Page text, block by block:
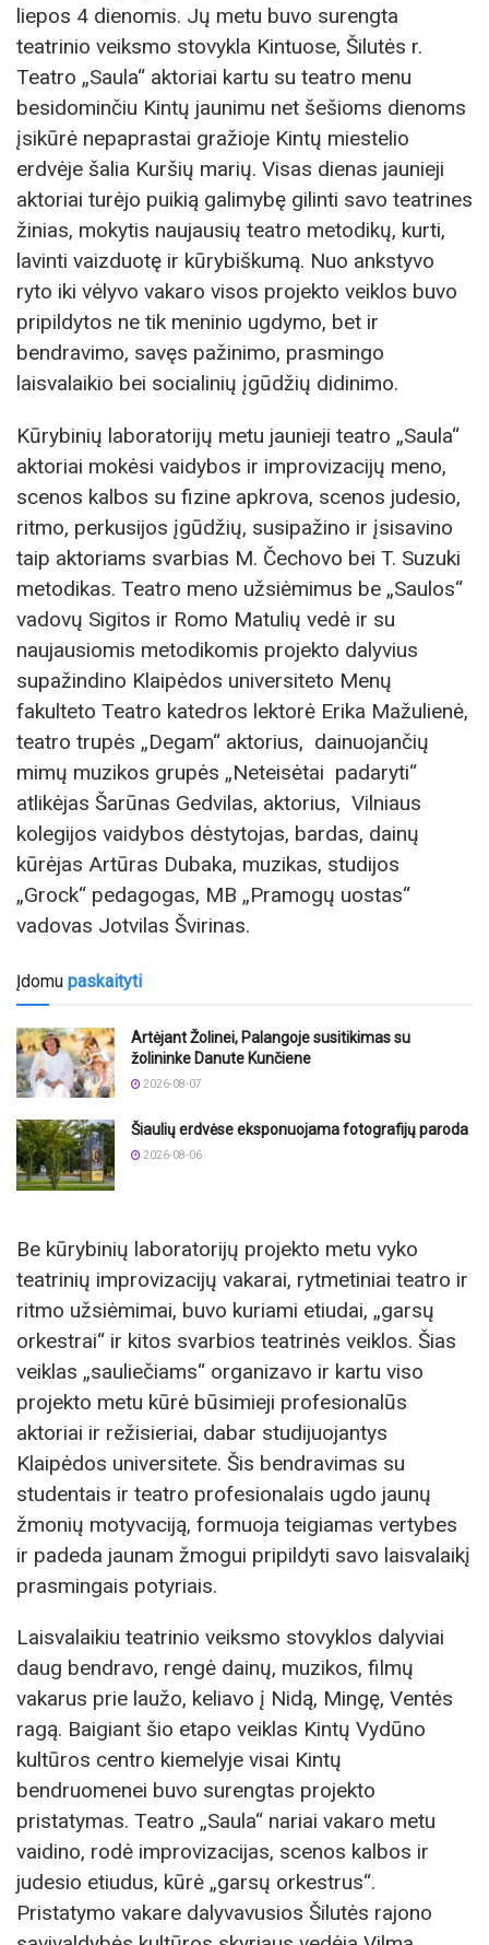
liepos 4 dienomis. Jų metu buvo surengta
teatrinio veiksmo stovykla Kintuose, Šilutės r.
Teatro „Saula“ aktoriai kartu su teatro menu
besidominčiu Kintų jaunimu net šešioms dienoms
įsikūrė nepaprastai gražioje Kintų miestelio
erdvėje šalia Kuršių marių. Visas dienas jaunieji
aktoriai turėjo puikią galimybę gilinti savo teatrines
žinias, mokytis naujausių teatro metodikų, kurti,
lavinti vaizduotę ir kūrybiškumą. Nuo ankstyvo
ryto iki vėlyvo vakaro visos projekto veiklos buvo
pripildytos ne tik meninio ugdymo, bet ir
bendravimo, savęs pažinimo, prasmingo
laisvalaikio bei socialinių įgūdžių didinimo.
Kūrybinių laboratorijų metu jaunieji teatro „Saula“
aktoriai mokėsi vaidybos ir improvizacijų meno,
scenos kalbos su fizine apkrova, scenos judesio,
ritmo, perkusijos įgūdžių, susipažino ir įsisavino
taip aktoriams svarbias M. Čechovo bei T. Suzuki
metodikas. Teatro meno užsiėmimus be „Saulos“
vadovų Sigitos ir Romo Matulių vedė ir su
naujausiomis metodikomis projekto dalyvius
supažindino Klaipėdos universiteto Menų
fakulteto Teatro katedros lektorė Erika Mažulienė,
teatro trupės „Degam“ aktorius, dainuojančių
mimų muzikos grupės „Neteisėtai padaryti“
atlikėjas Šarūnas Gedvilas, aktorius, Vilniaus
kolegijos vaidybos dėstytojas, bardas, dainų
kūrėjas Artūras Dubaka, muzikas, studijos
„Grock“ pedagogas, MB „Pramogų uostas“
vadovas Jotvilas Švirinas.
Įdomu paskaityti
Artėjant Žolinei, Palangoje susitikimas su
žolininke Danute Kunčiene
2026-08-07
Šiaulių erdvėse eksponuojama fotografijų paroda
2026-08-06
Be kūrybinių laboratorijų projekto metu vyko
teatrinių improvizacijų vakarai, rytmetiniai teatro ir
ritmo užsiėmimai, buvo kuriami etiudai, „garsų
orkestrai“ ir kitos svarbios teatrinės veiklos. Šias
veiklas „sauliečiams“ organizavo ir kartu viso
projekto metu kūrė būsimieji profesionalūs
aktoriai ir režisieriai, dabar studijuojantys
Klaipėdos universitete. Šis bendravimas su
studentais ir teatro profesionalais ugdo jaunų
žmonių motyvaciją, formuoja teigiamas vertybes
ir padeda jaunam žmogui pripildyti savo laisvalaikį
prasmingais potyriais.
Laisvalaikiu teatrinio veiksmo stovyklos dalyviai
daug bendravo, rengė dainų, muzikos, filmų
vakarus prie laužo, keliavo į Nidą, Mingę, Ventės
ragą. Baigiant šio etapo veiklas Kintų Vydūno
kultūros centro kiemelyje visai Kintų
bendruomenei buvo surengtas projekto
pristatymas. Teatro „Saula“ nariai vakaro metu
vaidino, rodė improvizacijas, scenos kalbos ir
judesio etiudus, kūrė „garsų orkestrus“.
Pristatymo vakare dalyvavusios Šilutės rajono